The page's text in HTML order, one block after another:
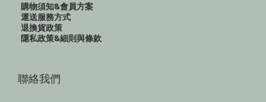
購物須知&會員方案
運送服務方式
退換貨政策
隱私政策&細則與條款
聯絡我們